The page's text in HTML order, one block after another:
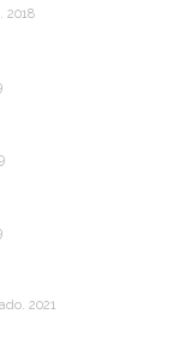
2018
2021